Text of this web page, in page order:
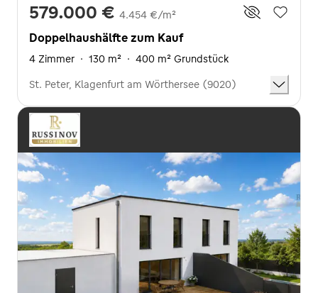
579.000 € 4.454 €/m²
Doppelhaushälfte zum Kauf
4 Zimmer · 130 m² · 400 m² Grundstück
St. Peter, Klagenfurt am Wörthersee (9020)